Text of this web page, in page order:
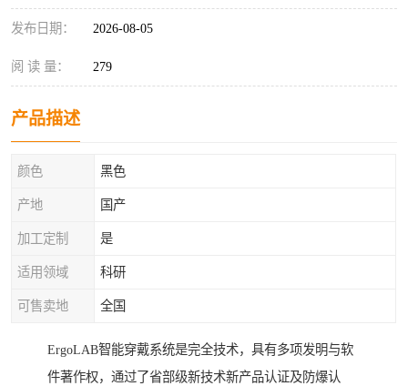
发布日期： 2026-08-05
阅 读 量： 279
产品描述
颜色 黑色
产地 国产
加工定制 是
适用领域 科研
可售卖地 全国
ErgoLAB智能穿戴系统是完全技术，具有多项发明与软
件著作权，通过了省部级新技术新产品认证及防爆认